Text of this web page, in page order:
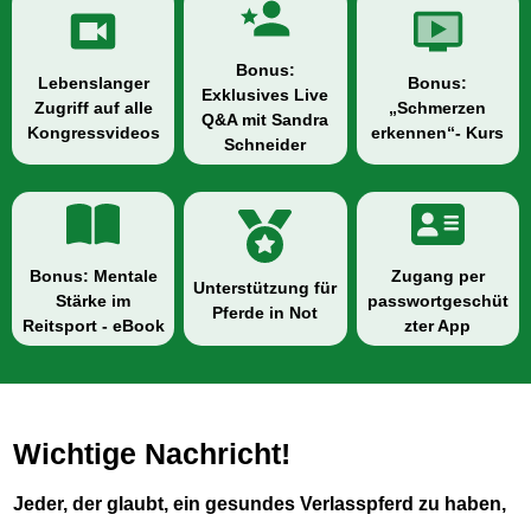
Lebenslanger
Zugriff auf alle
Kongressvideos
Bonus:
Exklusives Live
Q&A mit Sandra
Schneider
Bonus:
„Schmerzen
erkennen“- Kurs
Bonus: Mentale
Stärke im
Reitsport - eBook
Unterstützung für
Pferde in Not
Zugang per
passwortgeschüt
zter App
Wichtige Nachricht!
Jeder, der glaubt, ein gesundes Verlasspferd zu haben,